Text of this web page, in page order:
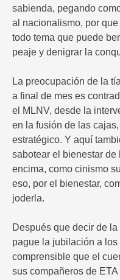
sabienda, pegando
al nacionalismo, por
todo tema que puede
peaje y denigrar la
La preocupación de la
a final de mes es
el MLNV, desde la
en la fusión de las
estratégico. Y aquí
sabotear el bienestar
encima, como cinismo
eso, por el bienestar,
joderla.
Después que decir de
pague la jubilación a
comprensible que el
sus compañeros de